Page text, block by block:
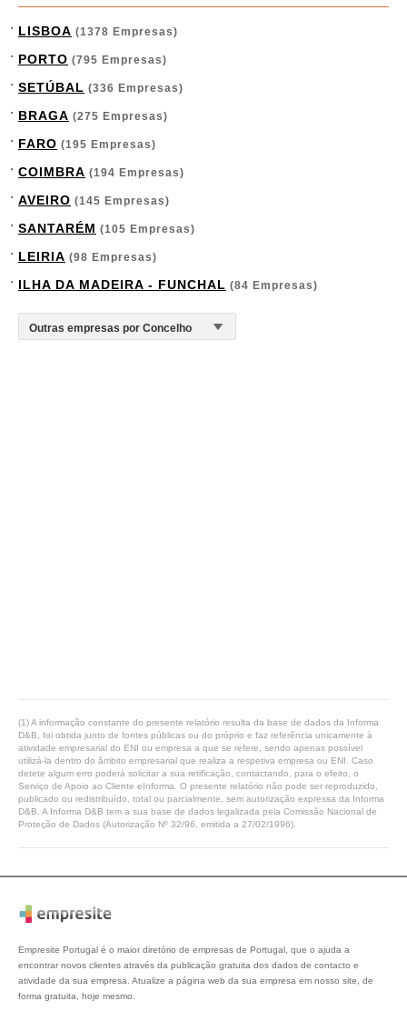
LISBOA (1378 Empresas)
PORTO (795 Empresas)
SETÚBAL (336 Empresas)
BRAGA (275 Empresas)
FARO (195 Empresas)
COIMBRA (194 Empresas)
AVEIRO (145 Empresas)
SANTARÉM (105 Empresas)
LEIRIA (98 Empresas)
ILHA DA MADEIRA - FUNCHAL (84 Empresas)
(1) A informação constante do presente relatório resulta da base de dados da Informa
D&B, foi obtida junto de fontes públicas ou do próprio e faz referência unicamente à
atividade empresarial do ENI ou empresa a que se refere, sendo apenas possível
utilizá-la dentro do âmbito empresarial que realiza a respetiva empresa ou ENI. Caso
detete algum erro poderá solicitar a sua retificação, contactando, para o efeito, o
Serviço de Apoio ao Cliente eInforma. O presente relatório não pode ser reproduzido,
publicado ou redistribuído, total ou parcialmente, sem autorização expressa da Informa
D&B. A Informa D&B tem a sua base de dados legalizada pela Comissão Nacional de
Proteção de Dados (Autorização Nº 32/96, emitida a 27/02/1996).
Empresite Portugal é o maior diretório de empresas de Portugal, que o ajuda a
encontrar novos clientes através da publicação gratuita dos dados de contacto e
atividade da sua empresa. Atualize a página web da sua empresa em nosso site, de
forma gratuita, hoje mesmo.